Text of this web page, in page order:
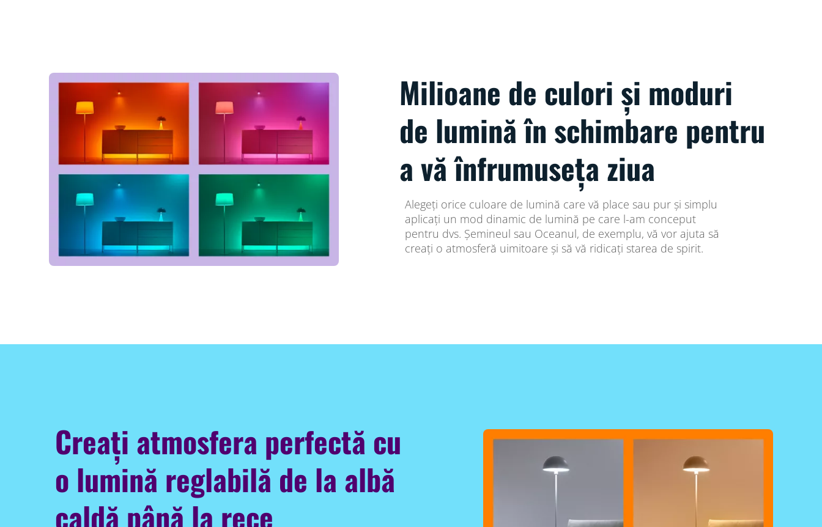
Milioane de culori și moduri
de lumină în schimbare pentru
a vă înfrumuseța ziua
Alegeți orice culoare de lumină care vă place sau pur și simplu
aplicați un mod dinamic de lumină pe care l-am conceput
pentru dvs. Șemineul sau Oceanul, de exemplu, vă vor ajuta să
creați o atmosferă uimitoare și să vă ridicați starea de spirit.
Creați atmosfera perfectă cu
o lumină reglabilă de la albă
caldă până la rece